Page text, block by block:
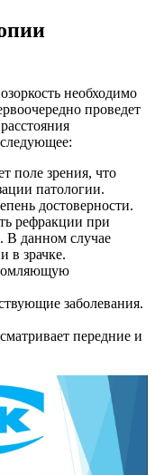
необходимо
проведет
следующее:
поле зрения, что
патологии.
достоверности.
рефракции при
В данном случае
в зрачке.
заболевания.
передние и